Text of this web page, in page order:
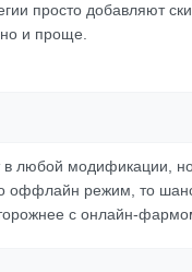
просто добавляют
и проще.
в любой модификации,
оффлайн режим, то
с онлайн-